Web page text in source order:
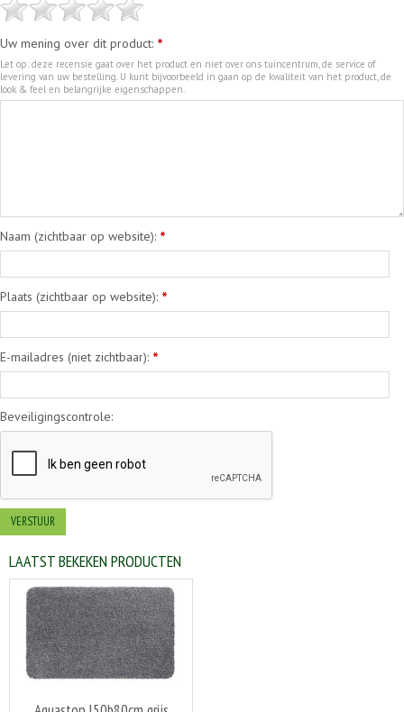
Uw mening over dit product: *
Let op: deze recensie gaat over het product en niet over ons tuincentrum, de service of
levering van uw bestelling. U kunt bijvoorbeeld in gaan op de kwaliteit van het product, de
look & feel en belangrijke eigenschappen.
Naam (zichtbaar op website): *
Plaats (zichtbaar op website): *
E-mailadres (niet zichtbaar): *
Beveiligingscontrole:
LAATST BEKEKEN PRODUCTEN